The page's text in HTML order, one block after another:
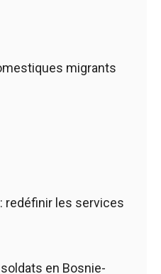
migrants
redéfinir les services
en Bosnie-